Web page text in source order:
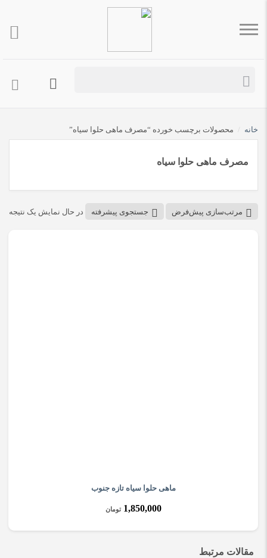
خانه / محصولات برچسب خورده “مصرف ماهی حلوا سیاه”
مصرف ماهی حلوا سیاه
در حال نمایش یک نتیجه مرتب‌سازی پیش‌فرض جستجوی پیشرفته
ماهی حلوا سیاه تازه جنوب
1,850,000 تومان
مقالات مرتبط